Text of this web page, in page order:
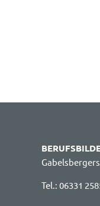
Tel.: 06331